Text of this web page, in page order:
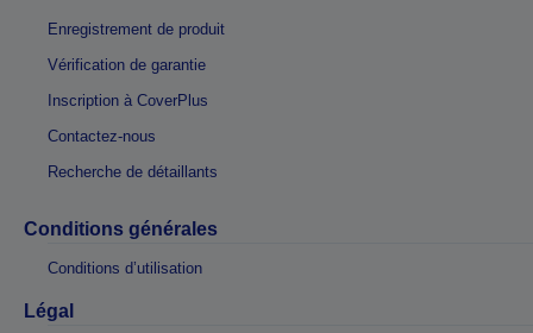
Enregistrement de produit
Vérification de garantie
Inscription à CoverPlus
Contactez-nous
Recherche de détaillants
Conditions générales
Conditions d’utilisation
Légal